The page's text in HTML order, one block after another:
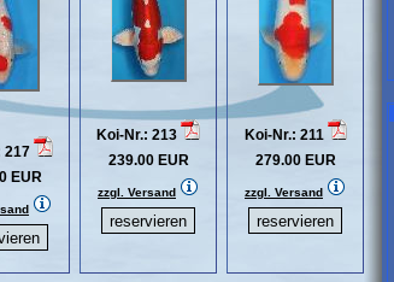
217
EUR
Koi-Nr.: 213
239.00 EUR
zzgl. Versand
Koi-Nr.: 211
279.00 EUR
zzgl. Versand